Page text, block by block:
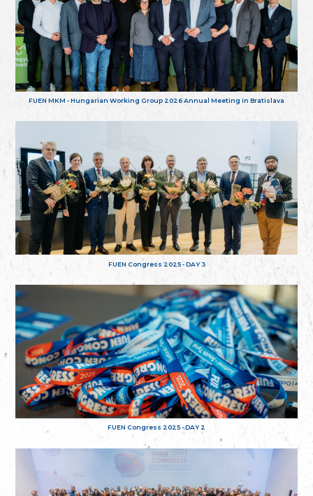
FUEN MKM - Hungarian Working Group 2026 Annual Meeting in Bratislava
FUEN Congress 2025 - DAY 3
FUEN Congress 2025 - DAY 2